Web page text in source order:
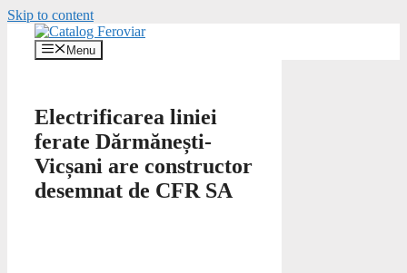
Skip to content
Menu
Electrificarea liniei
ferate Dărmănești-
Vicșani are constructor
desemnat de CFR SA